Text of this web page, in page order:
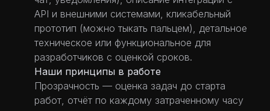
API и внешними системами, кликабельный
прототип (можно тыкать пальцем), детальное
техническое или функциональное для
разработчиков с оценкой сроков.
Наши принципы в работе
Прозрачность — оценка задач до старта
работ, отчёт по каждому затраченному часу